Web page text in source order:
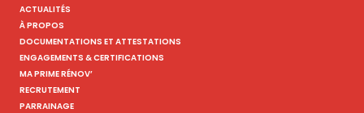
ACTUALITÉS
À PROPOS
DOCUMENTATIONS ET ATTESTATIONS
ENGAGEMENTS & CERTIFICATIONS
MA PRIME RÉNOV’
RECRUTEMENT
PARRAINAGE